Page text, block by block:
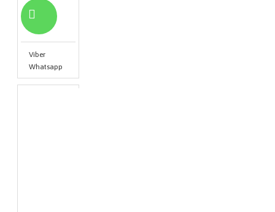
Viber
Whatsapp